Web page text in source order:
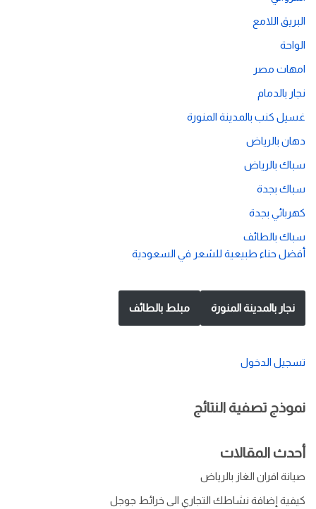
البريق اللامع
الواحة
امهات مصر
نجار بالدمام
غسيل كنب بالمدينة المنورة
دهان بالرياض
سباك بالرياض
سباك بجدة
كهربائي بجدة
سباك بالطائف
أفضل حناء طبيعية للشعر في السعودية
نجار بالمدينة المنورة مبلط بالطائف
تسجيل الدخول
نموذج تصفية النتائج
أحدث المقالات
صيانة افران الغاز بالرياض
كيفية إضافة نشاطك التجاري الى خرائط جوجل